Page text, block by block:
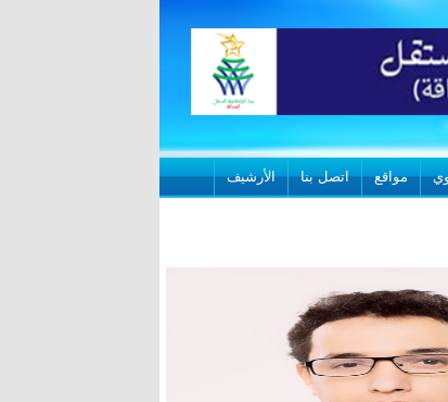
مواقع اتصل بنا الأرشيف